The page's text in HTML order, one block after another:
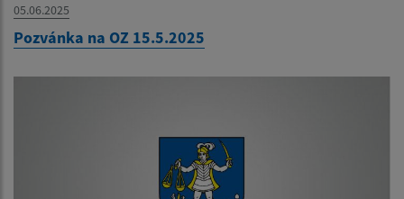
05.06.2025
Pozvánka na OZ 15.5.2025